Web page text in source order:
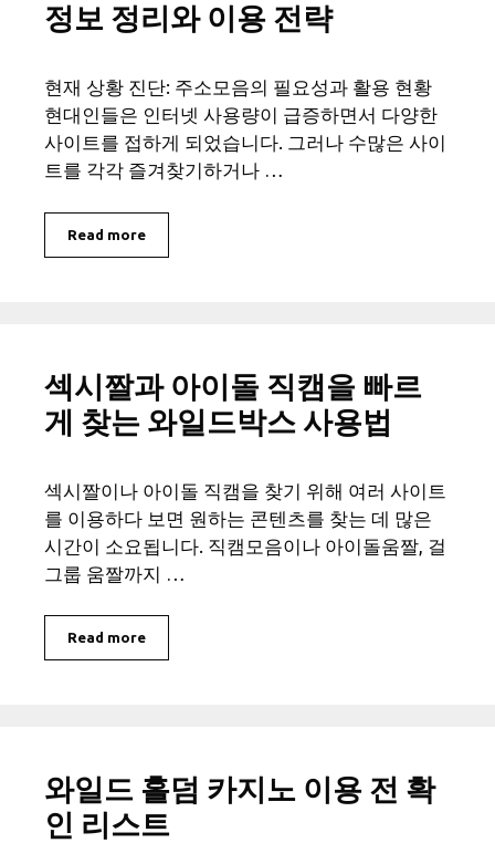
정보 정리와 이용 전략
현재 상황 진단: 주소모음의 필요성과 활용 현황
현대인들은 인터넷 사용량이 급증하면서 다양한
사이트를 접하게 되었습니다. 그러나 수많은 사이
트를 각각 즐겨찾기하거나 …
Read more
섹시짤과 아이돌 직캠을 빠르
게 찾는 와일드박스 사용법
섹시짤이나 아이돌 직캠을 찾기 위해 여러 사이트
를 이용하다 보면 원하는 콘텐츠를 찾는 데 많은
시간이 소요됩니다. 직캠모음이나 아이돌움짤, 걸
그룹 움짤까지 …
Read more
와일드 홀덤 카지노 이용 전 확
인 리스트